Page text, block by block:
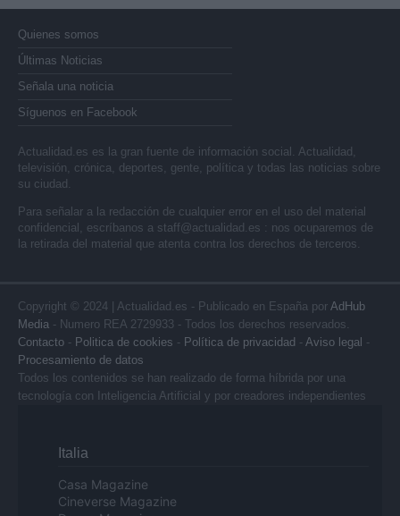
Quienes somos
Últimas Noticias
Señala una noticia
Síguenos en Facebook
Actualidad.es es la gran fuente de información social. Actualidad,
televisión, crónica, deportes, gente, política y todas las noticias sobre
su ciudad.
Para señalar a la redacción de cualquier error en el uso del material
confidencial, escríbanos a staff@actualidad.es : nos ocuparemos de
la retirada del material que atenta contra los derechos de terceros.
Copyright © 2024 | Actualidad.es - Publicado en España por AdHub
Media - Numero REA 2729933 - Todos los derechos reservados.
Contacto - Politica de cookies - Política de privacidad - Aviso legal -
Procesamiento de datos
Todos los contenidos se han realizado de forma híbrida por una
tecnología con Inteligencia Artificial y por creadores independientes
Italia
Casa Magazine
Cineverse Magazine